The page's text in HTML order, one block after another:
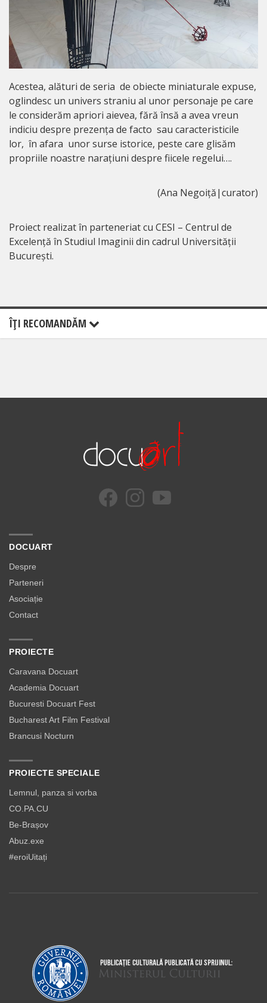
Acestea, alături de seria de obiecte miniaturale expuse,
oglindesc un univers straniu al unor personaje pe care
le considerăm apriori aievea, fără însă a avea vreun
indiciu despre prezența de facto sau caracteristicile
lor, în afara unor surse istorice, peste care glisăm
propriile noastre narațiuni despre fiicele regelui….
(Ana Negoiță|curator)
Proiect realizat în parteneriat cu CESI – Centrul de
Excelență în Studiul Imaginii din cadrul Universității
București.
ÎŢI RECOMANDĂM
DOCUART
Despre
Parteneri
Asociație
Contact
PROIECTE
Caravana Docuart
Academia Docuart
Bucuresti Docuart Fest
Bucharest Art Film Festival
Brancusi Nocturn
PROIECTE SPECIALE
Lemnul, panza si vorba
CO.PA.CU
Be-Brașov
Abuz.exe
#eroiUitați